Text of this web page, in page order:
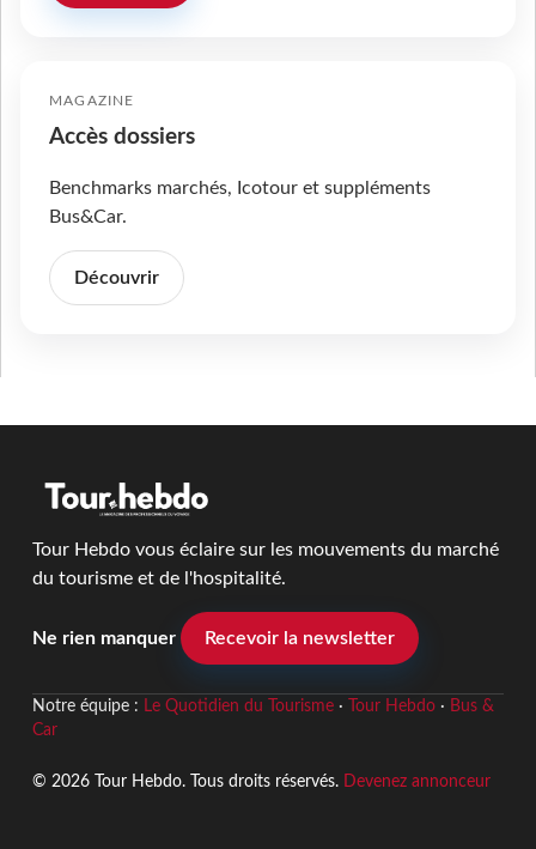
MAGAZINE
Accès dossiers
Benchmarks marchés, Icotour et suppléments
Bus&Car.
Découvrir
Tour Hebdo vous éclaire sur les mouvements du marché
du tourisme et de l'hospitalité.
Ne rien manquer Recevoir la newsletter
Notre équipe : Le Quotidien du Tourisme· Tour Hebdo· Bus &
Car
© 2026 Tour Hebdo. Tous droits réservés. Devenez annonceur